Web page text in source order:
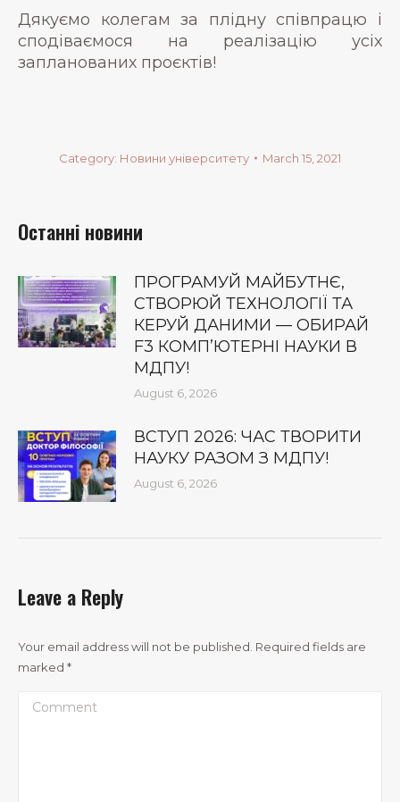
Дякуємо колегам за плідну співпрацю і
сподіваємося на реалізацію усіх
запланованих проєктів!
Category: Новини університету March 15, 2021
Останні новини
ПРОГРАМУЙ МАЙБУТНЄ,
СТВОРЮЙ ТЕХНОЛОГІЇ ТА
КЕРУЙ ДАНИМИ — ОБИРАЙ
F3 КОМП’ЮТЕРНІ НАУКИ В
МДПУ!
August 6, 2026
ВСТУП 2026: ЧАС ТВОРИТИ
НАУКУ РАЗОМ З МДПУ!
August 6, 2026
Leave a Reply
Your email address will not be published. Required fields are
marked *
Comment